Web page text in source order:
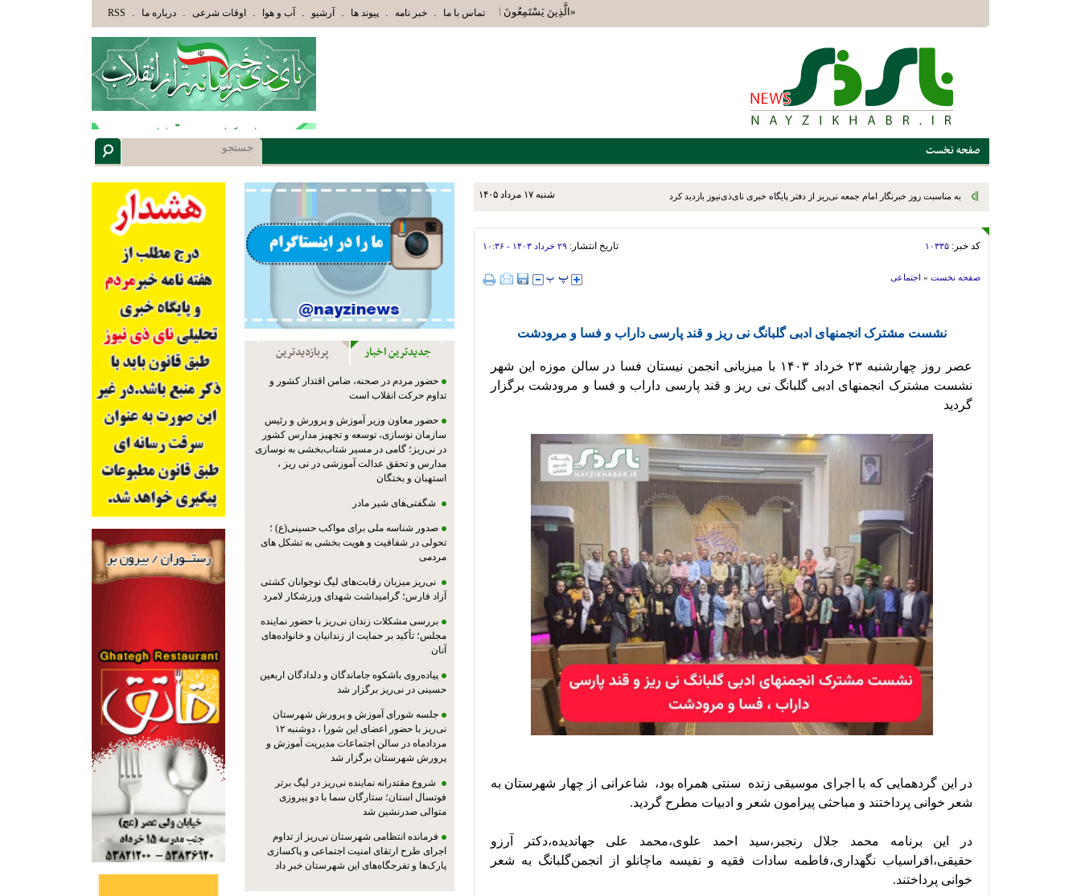
«الَّذِينَ يَسْتَمِعُونَ الْقَوْلَ فَيَتَّبِعُونَ أَحْسَنَهُ أُوْلَئِكَ الَّذِينَ هَدَاهُمُ اللَّهُ وَأُوْلَئِكَ هُمْ أُوْلُوا الْأَلْبَابِ» عاقلان هدایت یافته،حرفها را میشنوند و سپس
تماس با ما . خبر نامه . پیوند ها . آرشیو . آب و هوا . اوقات شرعی . درباره ما .
RSS
صفحه نخست
شنبه ۱۷ مرداد ۱۴۰۵ به مناسبت روز خبرنگار امام جمعه نی‌ریز از دفتر پایگاه خبری نای‌ذی‌نیوز بازدید کرد
کد خبر: ۱۰۳۳۵ تاریخ انتشار: ۲۹ خرداد ۱۴۰۳ - ۱۰:۳۶
صفحه نخست » اجتماعی
نشست مشترک انجمنهای ادبی گلبانگ نی ریز و قند پارسی داراب و فسا و مرودشت
خوانی پرداختند.
جدیدترین اخبار پربازدیدترین
حضور مردم در صحنه، ضامن اقتدار کشور و
تداوم حرکت انقلاب است
حضور معاون وزیر آموزش و پرورش و رئیس
سازمان نوسازی، توسعه و تجهیز مدارس کشور
در نی‌ریز؛ گامی در مسیر شتاب‌بخشی به نوسازی
مدارس و تحقق عدالت آموزشی در نی ریز ،
استهبان و بختگان
شگفتی‌های شیر مادر
صدور شناسه ملی برای مواکب حسینی(ع) ؛
تحولی در شفافیت و هویت بخشی به تشکل های
مردمی
نی‌ریز میزبان رقابت‌های لیگ نوجوانان کشتی
آزاد فارس؛ گرامیداشت شهدای ورزشکار لامرد
بررسی مشکلات زندان نی‌ریز با حضور نماینده
مجلس؛ تأکید بر حمایت از زندانیان و خانواده‌های
آنان
پیاده‌روی باشکوه جاماندگان و دلدادگان اربعین
حسینی در نی‌ریز برگزار شد
جلسه شورای آموزش و پرورش شهرستان
نی‌ریز با حضور اعضای این شورا ، دوشنبه ۱۲
مردادماه در سالن اجتماعات مدیریت آموزش و
پرورش شهرستان برگزار شد
شروع مقتدرانه نماینده نی‌ریز در لیگ برتر
فوتسال استان؛ ستارگان سما با دو پیروزی
متوالی صدرنشین شد
فرمانده انتظامی شهرستان نی‌ریز از تداوم
اجرای طرح ارتقای امنیت اجتماعی و پاکسازی
پارک‌ها و تفرجگاه‌های این شهرستان خبر داد